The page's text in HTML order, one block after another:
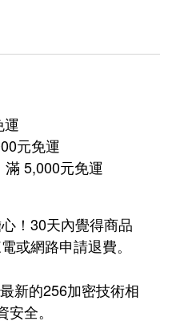
運
元免運
滿 5,000元免運
！30天內覺得商品
或網路申請退費。
新的256加密技術相
全。